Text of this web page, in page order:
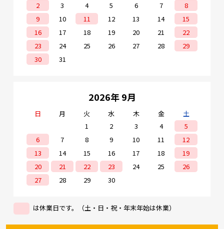
2
3 4 5 6 7
8
9
10 11 12 13 14
15
16
17 18 19 20 21
22
23
24 25 26 27 28
29
30
31
2026年 9月
日 月 火 水 木 金
土
1
2 3 4
5
6
7 8 9 10 11
12
13
14 15 16 17 18
19
20
21 22 23 24 25
26
27
28 29 30
は休業日です。（土・日・祝・年末年始は休業）